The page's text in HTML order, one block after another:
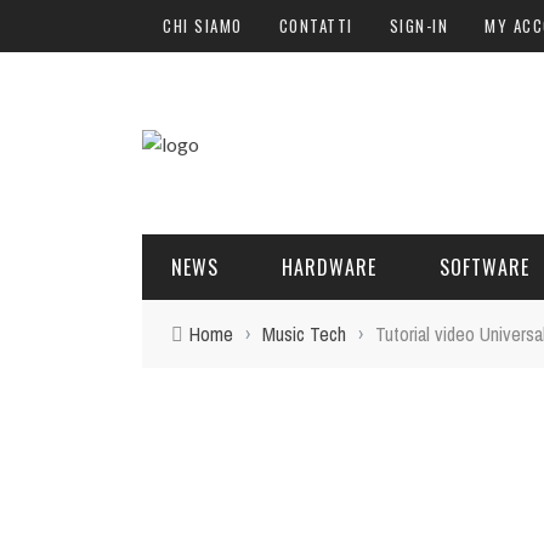
CHI SIAMO CONTATTI SIGN-IN MY
NEWS HARDWARE SOFTWARE
Home › Music Tech › Tutorial video